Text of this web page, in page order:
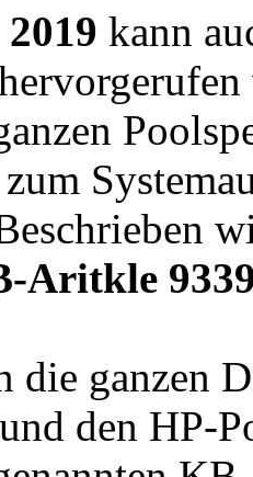
kann
Aritkle
die ganzen
den HP-